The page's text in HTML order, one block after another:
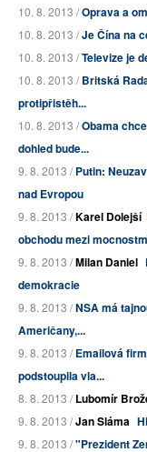
10. 8. 2013 /Oprava a
10. 8. 2013 /Je Čína na
10. 8. 2013 /Televize je
10. 8. 2013 /Britská
protipřistěh...
10. 8. 2013 /Obama
dohled bude...
9. 8. 2013 /Putin:
nad Evropou
9. 8. 2013 /Karel Dolejší
obchodu mezi
9. 8. 2013 /Milan Daniel
demokracie
9. 8. 2013 /NSA má
Američany,...
9. 8. 2013 /Emailová
podstoupila vla...
8. 8. 2013 /Lubomír
9. 8. 2013 /Jan Sláma
9. 8. 2013 /"Prezident